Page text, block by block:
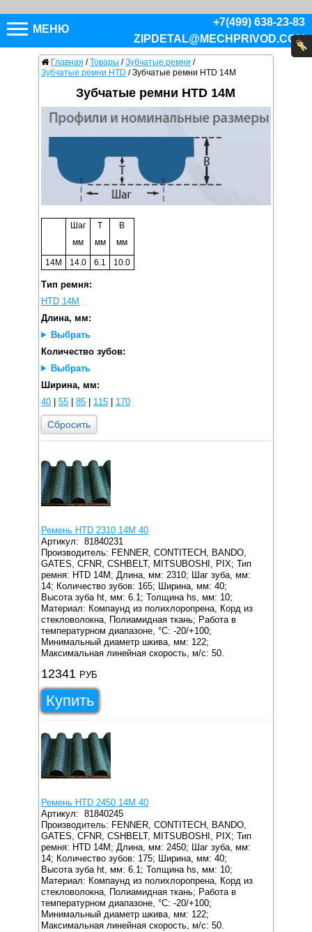
МЕНЮ
+7(499) 638-23-83
ZIPDETAL@MECHPRIVOD.COM
Главная / Товары / Зубчатые ремни /
Зубчатые ремни HTD / Зубчатые ремни HTD 14M
Зубчатые ремни HTD 14M
Шаг
мм
T
мм
B
мм
14M 14.0 6.1 10.0
Тип ремня:
HTD 14M
Длина, мм:
Выбрать
Количество зубов:
Выбрать
Ширина, мм:
40 |55 |85 115 170
Сбросить
Ремень HTD 2310 14M 40
Артикул:81840231
Производитель: FENNER, CONTITECH, BANDO,
GATES, CFNR, CSHBELT, MITSUBOSHI, PIX; Тип
ремня: HTD 14M; Длина, мм: 2310; Шаг зуба, мм:
14; Количество зубов: 165; Ширина, мм: 40;
Высота зуба ht, мм: 6.1; Толщина hs, мм: 10;
Материал: Компаунд из полихлоропрена, Корд из
стекловолокна, Полиамидная ткань; Работа в
температурном диапазоне, °C: -20/+100;
Минимальный диаметр шкива, мм: 122;
Максимальная линейная скорость, м/с: 50.
12341 РУБ
Купить
Ремень HTD 2450 14M 40
Артикул:81840245
Производитель: FENNER, CONTITECH, BANDO,
GATES, CFNR, CSHBELT, MITSUBOSHI, PIX; Тип
ремня: HTD 14M; Длина, мм: 2450; Шаг зуба, мм:
14; Количество зубов: 175; Ширина, мм: 40;
Высота зуба ht, мм: 6.1; Толщина hs, мм: 10;
Материал: Компаунд из полихлоропрена, Корд из
стекловолокна, Полиамидная ткань; Работа в
температурном диапазоне, °C: -20/+100;
Минимальный диаметр шкива, мм: 122;
Максимальная линейная скорость, м/с: 50.